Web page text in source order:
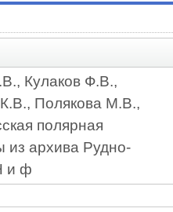
Кулаков Ф.В.,
Полякова М.В.,
полярная
из архива Рудно-
и ф